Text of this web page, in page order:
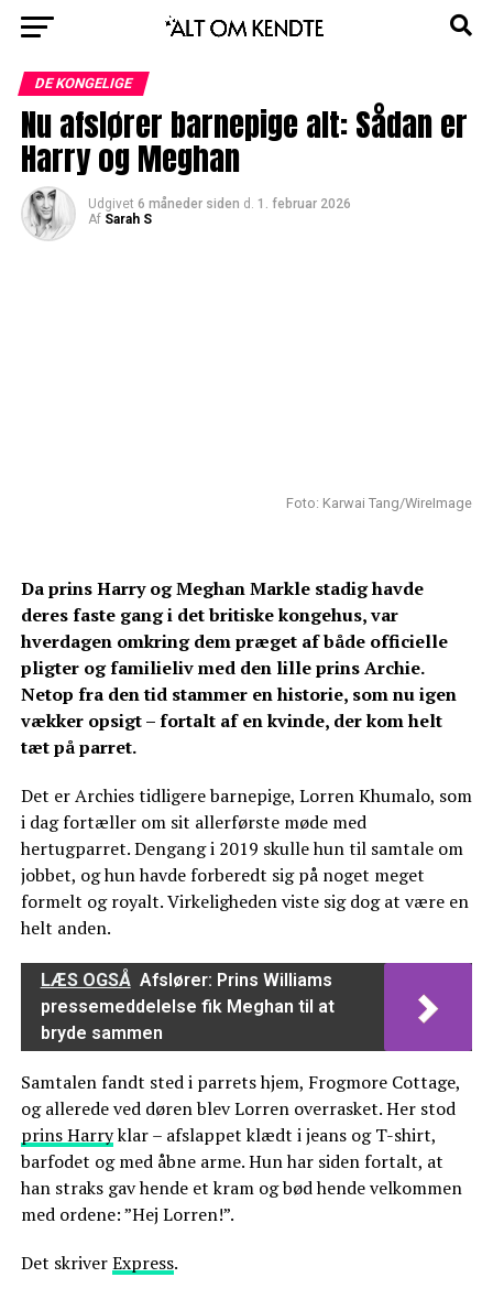
DE KONGELIGE
Nu afslører barnepige alt: Sådan er
Harry og Meghan
Udgivet 6 måneder siden d. 1. februar 2026
Af Sarah S
Foto: Karwai Tang/WireImage
Da prins Harry og Meghan Markle stadig havde
deres faste gang i det britiske kongehus, var
hverdagen omkring dem præget af både officielle
pligter og familieliv med den lille prins Archie.
Netop fra den tid stammer en historie, som nu igen
vækker opsigt – fortalt af en kvinde, der kom helt
tæt på parret.
Det er Archies tidligere barnepige, Lorren Khumalo, som
i dag fortæller om sit allerførste møde med
hertugparret. Dengang i 2019 skulle hun til samtale om
jobbet, og hun havde forberedt sig på noget meget
formelt og royalt. Virkeligheden viste sig dog at være en
helt anden.
LÆS OGSÅ Afslører: Prins Williams
pressemeddelelse fik Meghan til at
bryde sammen
Samtalen fandt sted i parrets hjem, Frogmore Cottage,
og allerede ved døren blev Lorren overrasket. Her stod
prins Harryklar – afslappet klædt i jeans og T-shirt,
barfodet og med åbne arme. Hun har siden fortalt, at
han straks gav hende et kram og bød hende velkommen
med ordene: ”Hej Lorren!”.
Det skriverExpress.